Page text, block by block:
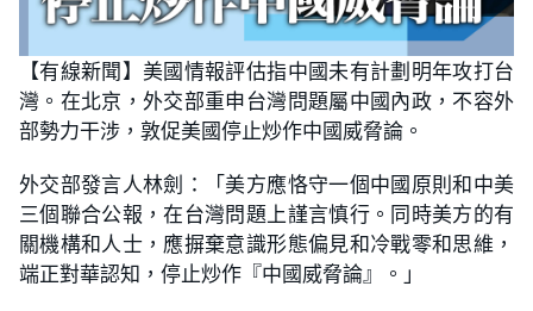
【有線新聞】美國情報評估指中國未有計劃明年攻打台
灣。在北京，外交部重申台灣問題屬中國內政，不容外
部勢力干涉，敦促美國停止炒作中國威脅論。
外交部發言人林劍：「美方應恪守一個中國原則和中美
三個聯合公報，在台灣問題上謹言慎行。同時美方的有
關機構和人士，應摒棄意識形態偏見和冷戰零和思維，
端正對華認知，停止炒作『中國威脅論』。」